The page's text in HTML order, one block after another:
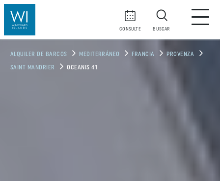
CONSULTE BUSCAR
ALQUILER DE BARCOS MEDITERRÁNEO FRANCIA PROVENZA
SAINT MANDRIER OCEANIS 41